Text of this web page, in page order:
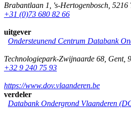
Brabantlaan 1 's-Hertogenbosch 5216
+31 (0)73 680 82 66
uitgever
Ondersteunend Centrum Databank
Technologiepark-Zwijnaarde 68 Gent,
+32 9 240 75 93
https://www.dov.vlaanderen.be
verdeler
Databank Ondergrond Vlaanderen